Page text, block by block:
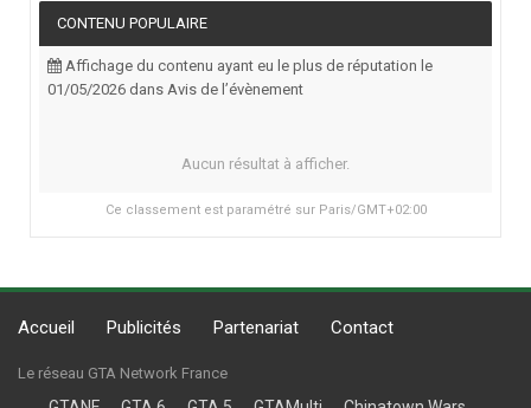
CONTENU POPULAIRE
Affichage du contenu ayant eu le plus de réputation le
01/05/2026 dans Avis de l’évènement
Aucun résultat à afficher.
Ce classement est paramétré sur Paris/GMT+02:00
Accueil Publicités Partenariat Contact
Le réseau GTA Network France